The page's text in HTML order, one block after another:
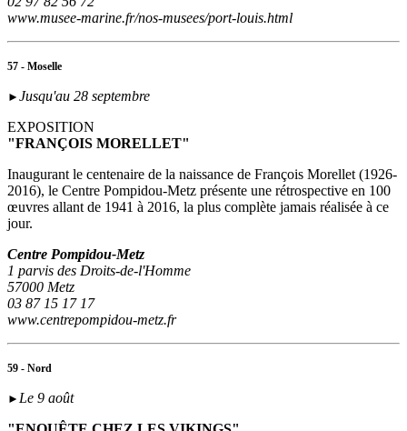
www.musee-marine.fr/nos-musees/port-louis.html
57 - Moselle
► Jusqu'au 28 septembre
EXPOSITION
"FRANÇOIS MORELLET"
Inaugurant le centenaire de la naissance de François Morellet (1926-
2016), le Centre Pompidou-Metz présente une rétrospective en 100
œuvres allant de 1941 à 2016, la plus complète jamais réalisée à ce
jour.
Centre Pompidou-Metz
1 parvis des Droits-de-l'Homme
57000 Metz
03 87 15 17 17
www.centrepompidou-metz.fr
59 - Nord
► Le 9 août